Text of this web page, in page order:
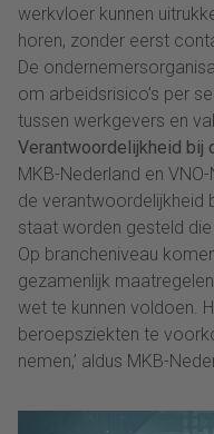
werkvloer kunnen
horen, zonder eerst
De
om arbeidsrisico’s per
tussen werkgevers en
Verantwoordelijkheid bij
MKB-Nederland en
de verantwoordelijkheid
staat worden gesteld
Op brancheniveau
gezamenlijk
wet te kunnen voldoen.
beroepsziekten te
nemen,’ aldus MKB-